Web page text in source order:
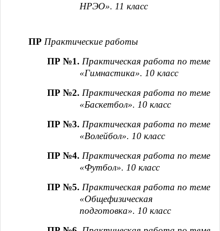
НРЭО». 11 класс
ПР Практические работы
ПР №1. Практическая работа по теме
«Гимнастика». 10 класс
ПР №2. Практическая работа по теме
«Баскетбол». 10 класс
ПР №3. Практическая работа по теме
«Волейбол». 10 класс
ПР №4. Практическая работа по теме
«Футбол». 10 класс
ПР №5. Практическая работа по теме
«Общефизическая
подготовка». 10 класс